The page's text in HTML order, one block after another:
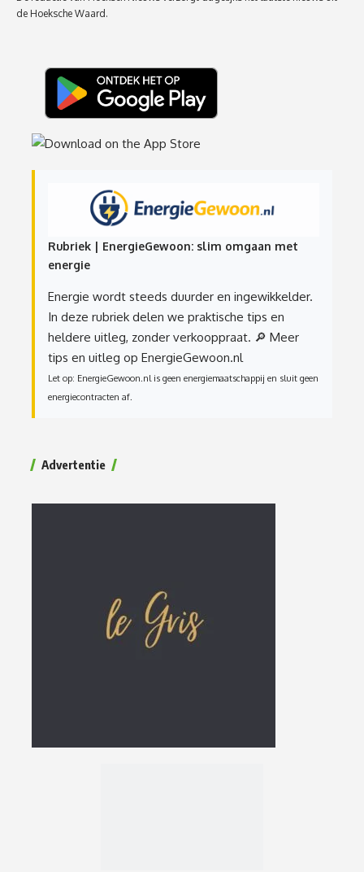
de Hoeksche Waard.
Rubriek | EnergieGewoon: slim omgaan met
energie
Energie wordt steeds duurder en ingewikkelder.
In deze rubriek delen we praktische tips en
heldere uitleg, zonder verkooppraat. 🔎 Meer
tips en uitleg op EnergieGewoon.nl
Let op: EnergieGewoon.nl is geen energiemaatschappij en sluit geen
energiecontracten af.
Advertentie